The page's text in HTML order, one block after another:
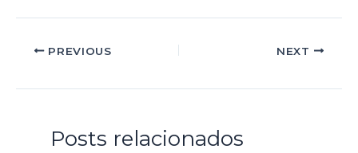
PREVIOUS NEXT
Posts relacionados